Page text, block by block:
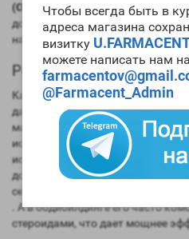
Чтобы всегда быть в
адреса магазина
визитку
можете написать нам
@Farmacent_Admin
(Original)может не вызывать, так
достижения результата его
называют инсулиноподобный
Powertropin Apteka
Как и все препараты его начали
дальнейшем из-за его
массу и уменьшать количество
использовать в бодибилдинге.
использовали его, пока в
допинг, что не остановило
сегодняшний день принимающих
. А в бодибилдинге его часто
стероидами, что дает мощнее